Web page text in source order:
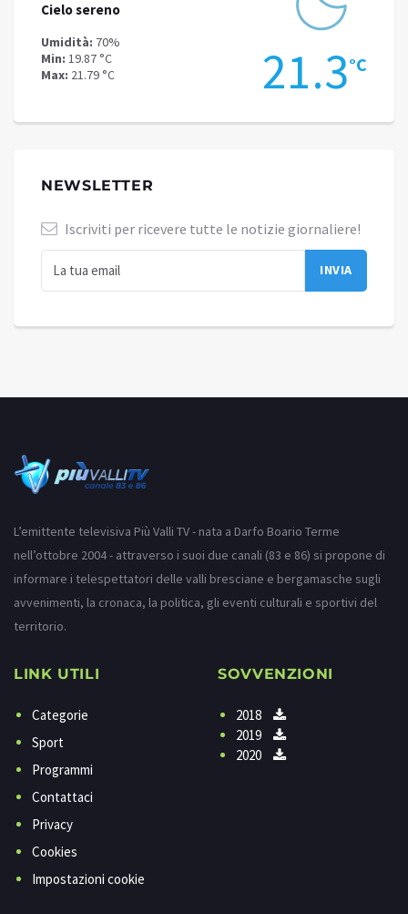
Cielo sereno
Umidità: 70%
Min: 19.87 °C
Max: 21.79 °C 21.3°C
NEWSLETTER
Iscriviti per ricevere tutte le notizie giornaliere!
L’emittente televisiva Più Valli TV - nata a Darfo Boario Terme
nell’ottobre 2004 - attraverso i suoi due canali (83 e 86) si propone di
informare i telespettatori delle valli bresciane e bergamasche sugli
avvenimenti, la cronaca, la politica, gli eventi culturali e sportivi del
territorio.
LINK UTILI
Categorie
Sport
Programmi
Contattaci
Privacy
Cookies
Impostazioni cookie
SOVVENZIONI
2018
2019
2020